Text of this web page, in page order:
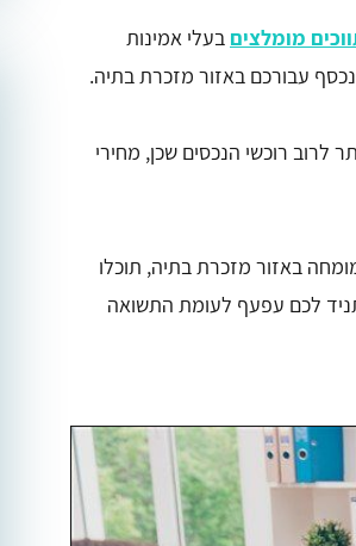
מומלצים בעלי אמינות
עבורכם באזור מזכרת בתיה.
לרוב רוכשי הנכסים שכן, מחירי
באזור מזכרת בתיה, תוכלו
לכם עפעף לעומת התשואה